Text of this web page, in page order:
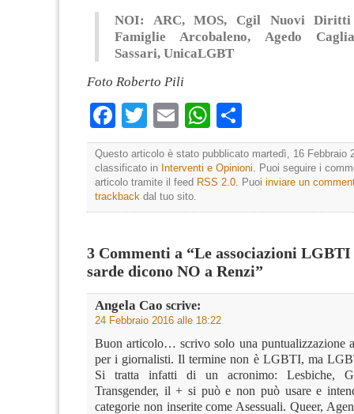
NOI: ARC, MOS, Cgil Nuovi Diritti
Famiglie Arcobaleno, Agedo
Sassari, UnicaLGBT
Foto Roberto Pili
Facebook
TwitterEmailWhatsApp
Questo articolo è stato pubblicato martedì, 16 Febbraio
classificato in Interventi e Opinioni. Puoi seguire i
articolo tramite il feed RSS 2.0. Puoi inviare un
trackback dal tuo sito.
3 Commenti a “Le associazioni
sarde dicono NO a Renzi”
Angela Cao scrive:
24 Febbraio 2016 alle 18:22
Buon articolo… scrivo solo una puntualizzazione
per i giornalisti. Il termine non è LGBTI, ma
Si tratta infatti di un acronimo: Lesbiche,
Transgender, il + si può e non può usare e
categorie non inserite come Asessuali. Queer,